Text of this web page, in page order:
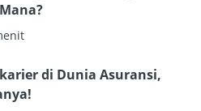
di Dunia Asuransi,